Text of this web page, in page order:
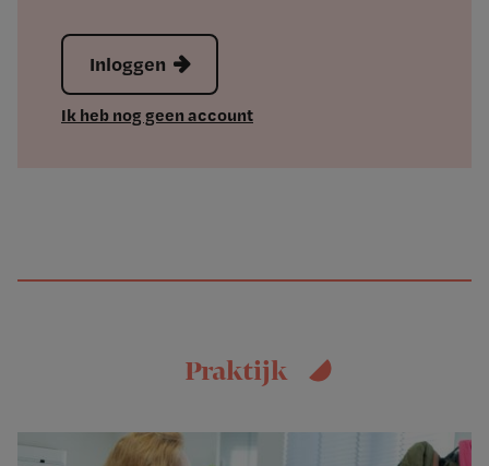
Inloggen
Ik heb nog geen account
Praktijk